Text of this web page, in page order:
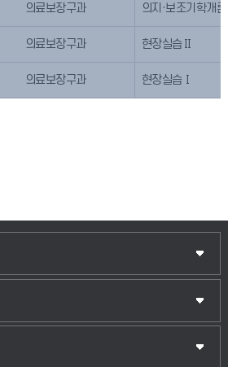
의료보장구과 의지·보조기학개론
의료보장구과 현장실습Ⅱ
의료보장구과 현장실습Ⅰ